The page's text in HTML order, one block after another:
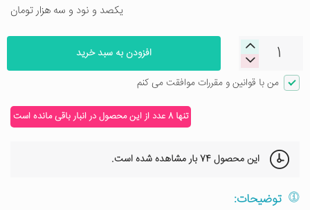
یکصد و نود و سه هزار تومان
افزودن به سبد خرید
من با قوانین و مقررات موافقت می کنم
تنها 8 عدد از این محصول در انبار باقی مانده است
این محصول74 بار مشاهده شده است.
توضیحات: